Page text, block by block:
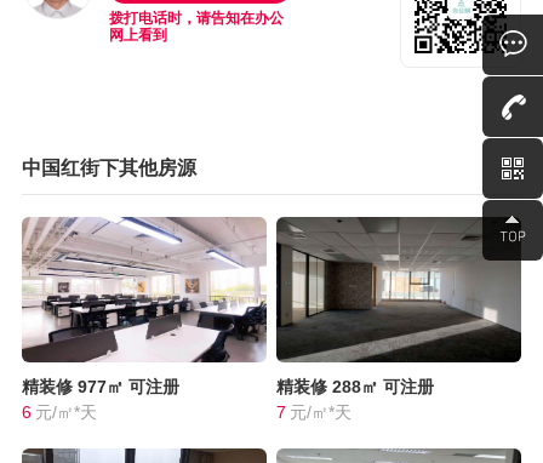
拨打电话时，请告知在办公
网上看到
中国红街下其他房源
精装修 977㎡ 可注册
6 元/㎡*天
精装修 288㎡ 可注册
7 元/㎡*天